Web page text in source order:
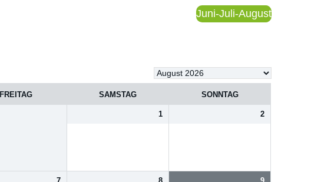
Juni-Juli-August
FREITAG SAMSTAG SONNTAG
1 2